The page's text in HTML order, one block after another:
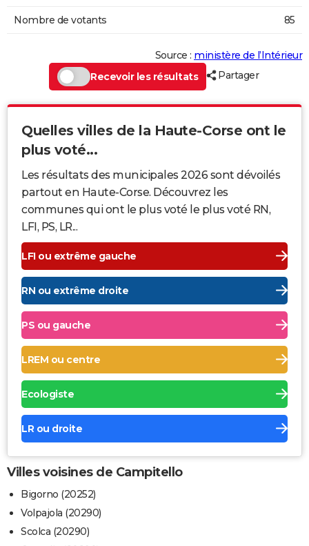
Nombre de votants 85
Source : ministère de l’Intérieur
Recevoir les résultats
Partager
Quelles villes de la Haute-Corse ont le
plus voté...
Les résultats des municipales 2026 sont dévoilés
partout en Haute-Corse. Découvrez les
communes qui ont le plus voté le plus voté RN,
LFI, PS, LR...
LFI ou extrême gauche
RN ou extrême droite
PS ou gauche
LREM ou centre
Ecologiste
LR ou droite
Villes voisines de Campitello
Bigorno (20252)
Volpajola (20290)
Scolca (20290)